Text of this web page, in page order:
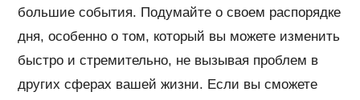
большие события. Подумайте о своем распорядке
дня, особенно о том, который вы можете изменить
быстро и стремительно, не вызывая проблем в
других сферах вашей жизни. Если вы сможете